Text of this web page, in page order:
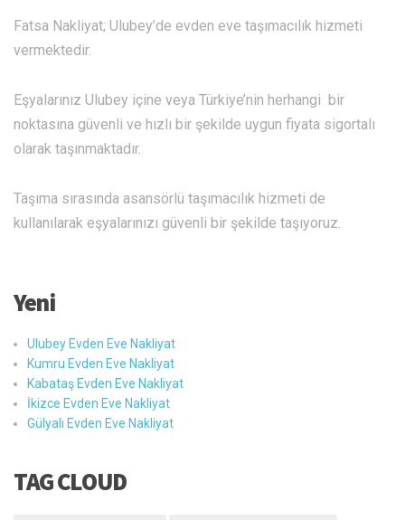
Fatsa Nakliyat; Ulubey’de evden eve taşımacılık hizmeti
vermektedir.
Eşyalarınız Ulubey içine veya Türkiye’nin herhangi bir
noktasına güvenli ve hızlı bir şekilde uygun fiyata sigortalı
olarak taşınmaktadır.
Taşıma sırasında asansörlü taşımacılık hizmeti de
kullanılarak eşyalarınızı güvenli bir şekilde taşıyoruz.
Yeni
Ulubey Evden Eve Nakliyat
Kumru Evden Eve Nakliyat
Kabataş Evden Eve Nakliyat
İkizce Evden Eve Nakliyat
Gülyalı Evden Eve Nakliyat
TAG CLOUD